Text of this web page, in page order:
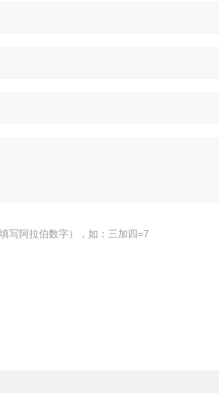
写阿拉伯数字），如：三加四=7